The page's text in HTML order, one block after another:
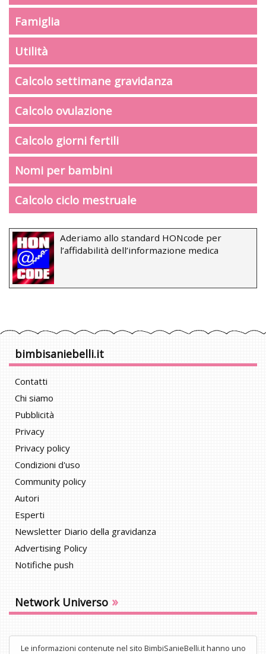
Famiglia
Utilità
Calcolo settimane gravidanza
Calcolo ovulazione
Calcolo giorni fertili
Nomi per bambini
Calcolo ciclo mestruale
Aderiamo allo standard HONcode per
l’affidabilità dell’informazione medica
bimbisaniebelli.it
Contatti
Chi siamo
Pubblicità
Privacy
Privacy policy
Condizioni d'uso
Community policy
Autori
Esperti
Newsletter Diario della gravidanza
Advertising Policy
Notifiche push
Network Universo »
Le informazioni contenute nel sito BimbiSanieBelli.it hanno uno